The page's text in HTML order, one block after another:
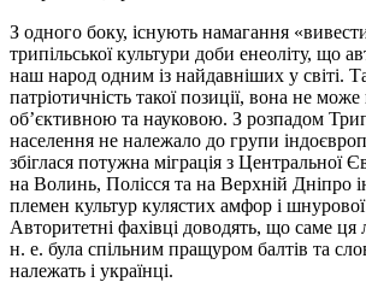
З одного боку, існують намагання
трипільської культури доби енеоліту, що
наш народ одним із найдавніших у світі.
патріотичність такої позиції, вона не
об’єктивною та науковою. З розпадом
населення не належало до групи
збіглася потужна міграція з Центральної
на Волинь, Полісся та на Верхній Дніпро
племен культур кулястих амфор і
Авторитетні фахівці доводять, що саме ця
н. е. була спільним пращуром балтів та
належать і українці.